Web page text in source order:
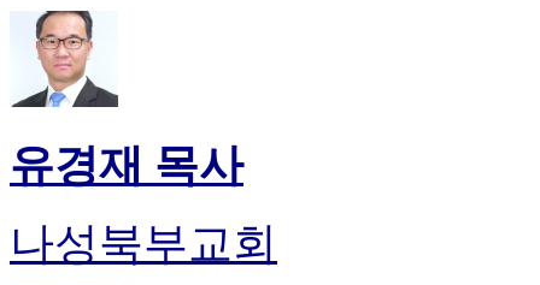
유경재 목사
나성북부교회